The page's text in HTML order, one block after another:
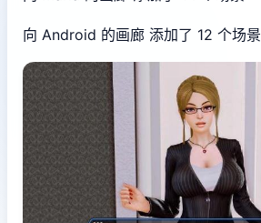
向 Android 的画廊 添加了 12 个场景